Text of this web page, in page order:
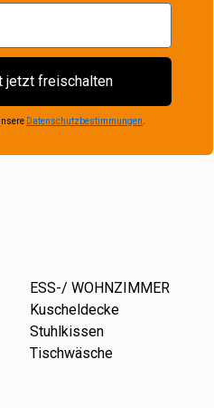
jetzt freischalten
Datenschutzbestimmungen
ESS-/ WOHNZIMMER
Kuscheldecke
Stuhlkissen
Tischwäsche